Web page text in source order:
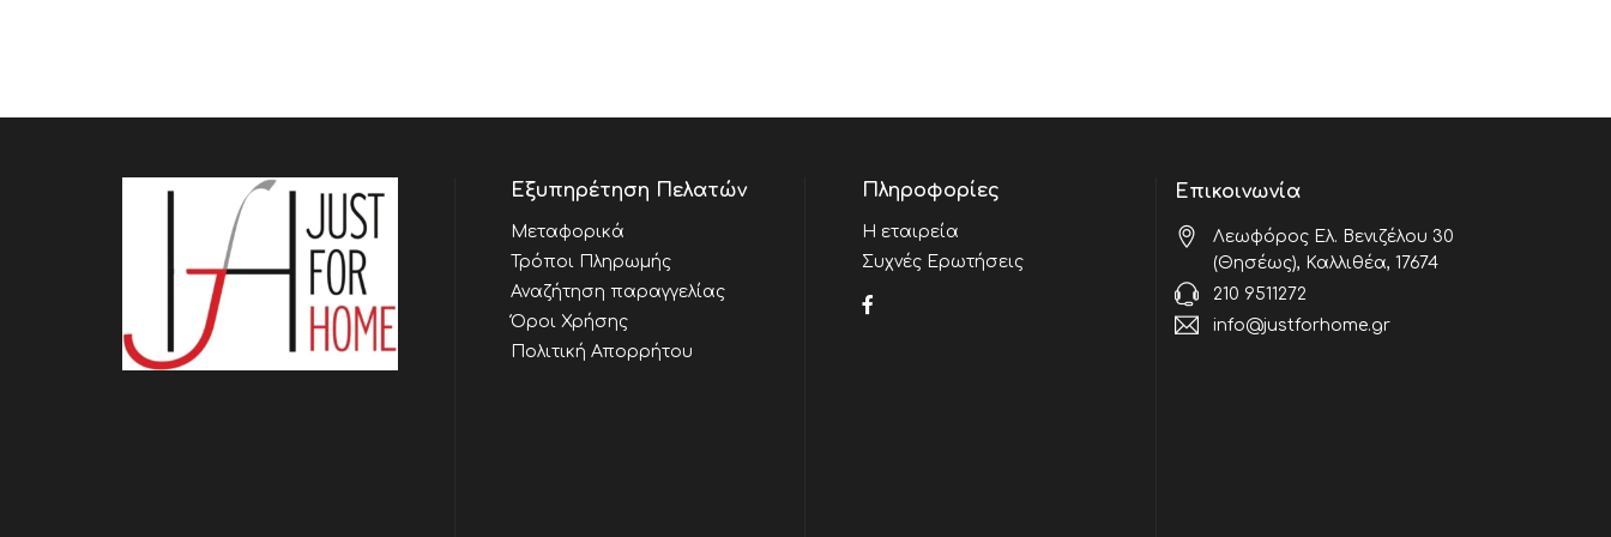
Εξυπηρέτηση Πελατών
Μεταφορικά
Τρόποι Πληρωμής
Αναζήτηση παραγγελίας
Όροι Χρήσης
Πολιτική Απορρήτου
Πληροφορίες
Η εταιρεία
Συχνές Ερωτήσεις
Επικοινωνία
Λεωφόρος Ελ. Βενιζέλου 30
(Θησέως), Καλλιθέα, 17674
210 9511272
info@justforhome.gr